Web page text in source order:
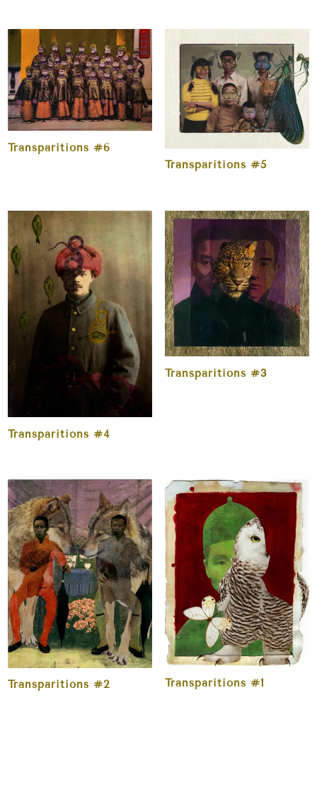
Transparitions #6
Transparitions #5
Transparitions #4
Transparitions #3
Transparitions #2 Transparitions #1